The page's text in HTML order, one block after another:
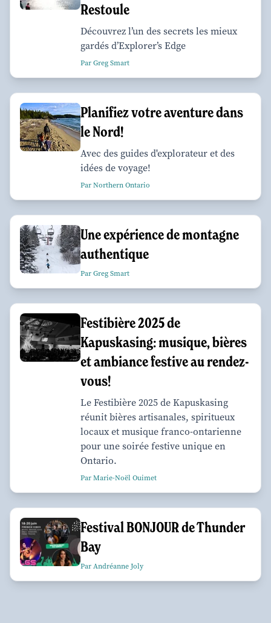
Restoule
Découvrez l’un des secrets les mieux
gardés d’Explorer’s Edge
Par Greg Smart
Planifiez votre aventure dans
le Nord!
Avec des guides d'explorateur et des
idées de voyage!
Par Northern Ontario
Une expérience de montagne
authentique
Par Greg Smart
Festibière 2025 de
Kapuskasing: musique, bières
et ambiance festive au rendez-
vous!
Le Festibière 2025 de Kapuskasing
réunit bières artisanales, spiritueux
locaux et musique franco-ontarienne
pour une soirée festive unique en
Ontario.
Par Marie-Noël Ouimet
Festival BONJOUR de Thunder
Bay
Par Andréanne Joly